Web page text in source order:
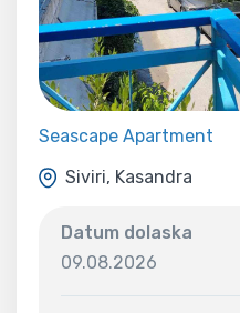
Seascape Apartment
Siviri, Kasandra
Datum dolaska
09.08.2026